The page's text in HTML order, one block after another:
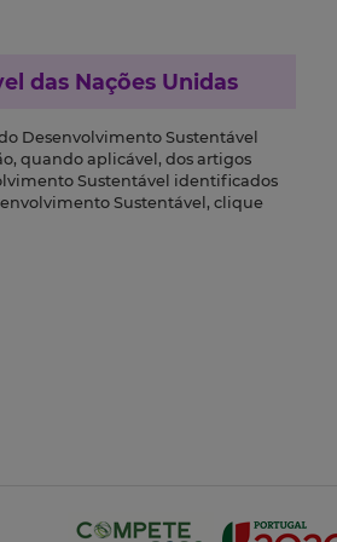
das Nações Unidas
Desenvolvimento Sustentável
quando aplicável, dos artigos
Sustentável identificados
Sustentável, clique